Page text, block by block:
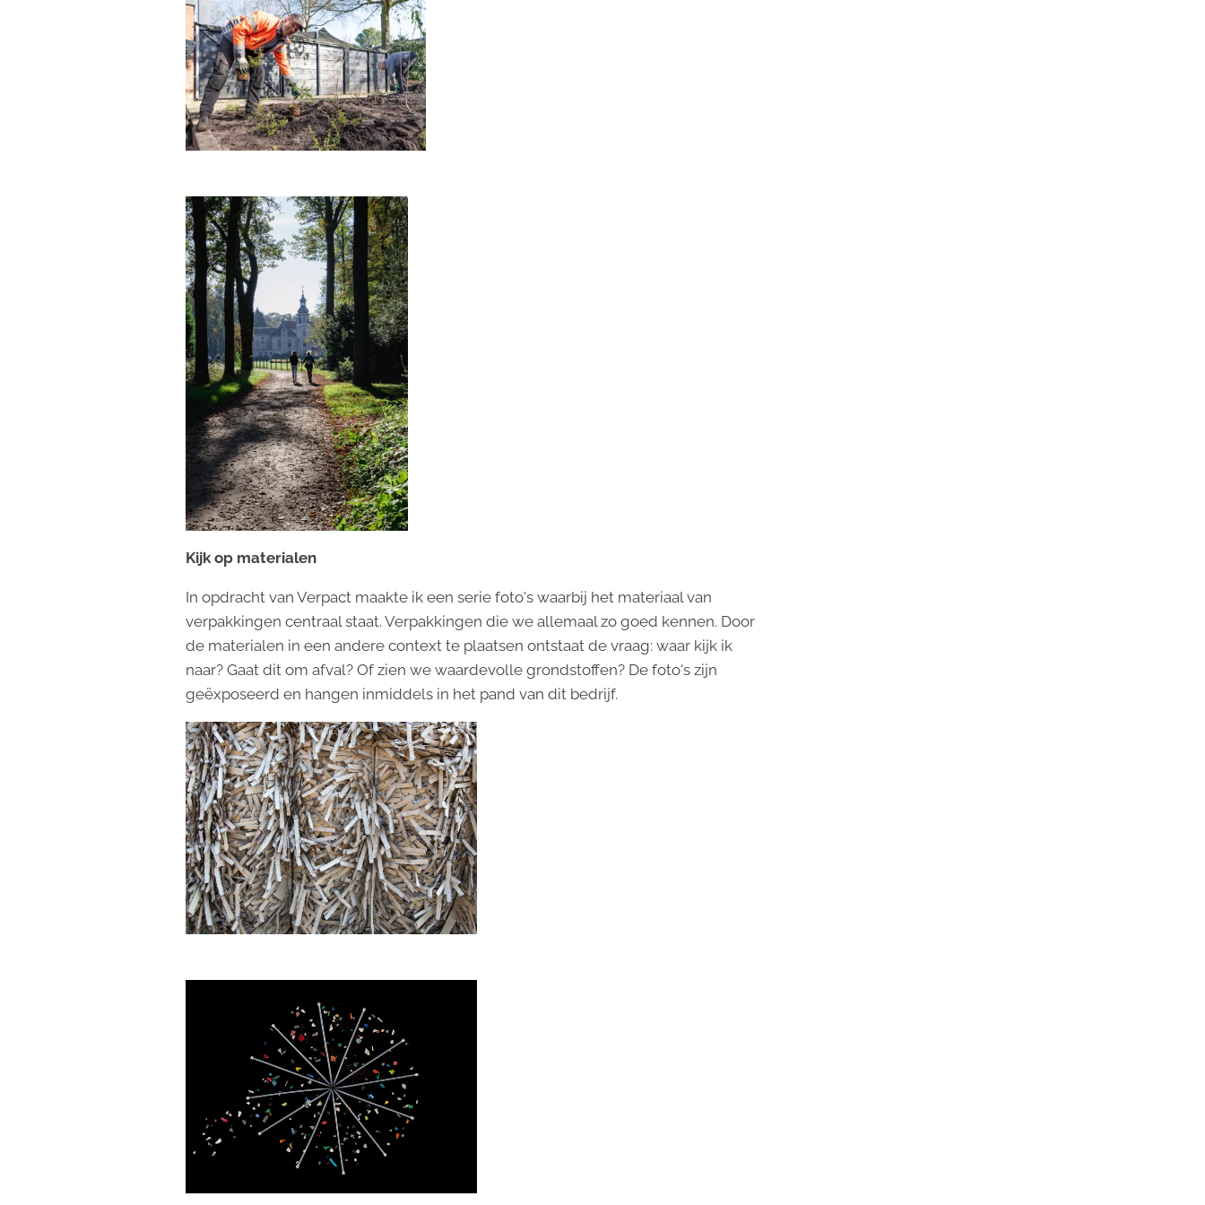
Kijk op materialen
In opdracht van Verpact maakte ik een serie foto's waarbij het materiaal van
verpakkingen centraal staat. Verpakkingen die we allemaal zo goed kennen. Door
de materialen in een andere context te plaatsen ontstaat de vraag: waar kijk ik
naar? Gaat dit om afval? Of zien we waardevolle grondstoffen? De foto's zijn
geëxposeerd en hangen inmiddels in het pand van dit bedrijf.